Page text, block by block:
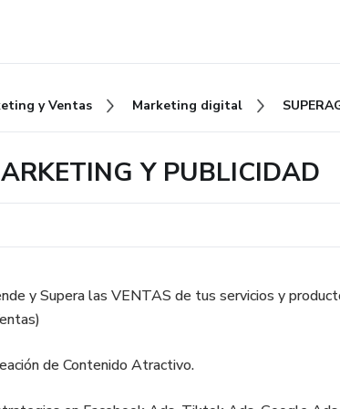
y Ventas Marketing digital
Y PUBLICIDAD
y Supera las VENTAS de tus servicios y
de Contenido Atractivo.